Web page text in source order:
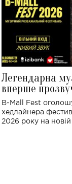
Легендарна
вперше
Україні: де
B-Mall Fest
хедлайнера
2026 року на